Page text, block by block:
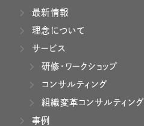
最新情報
理念について
サービス
研修・ワークショップ
コンサルティング
組織変革コンサルティング
事例